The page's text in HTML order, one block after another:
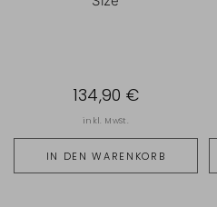
IN DEN WARENKORB
134,90 €
inkl. MwSt.